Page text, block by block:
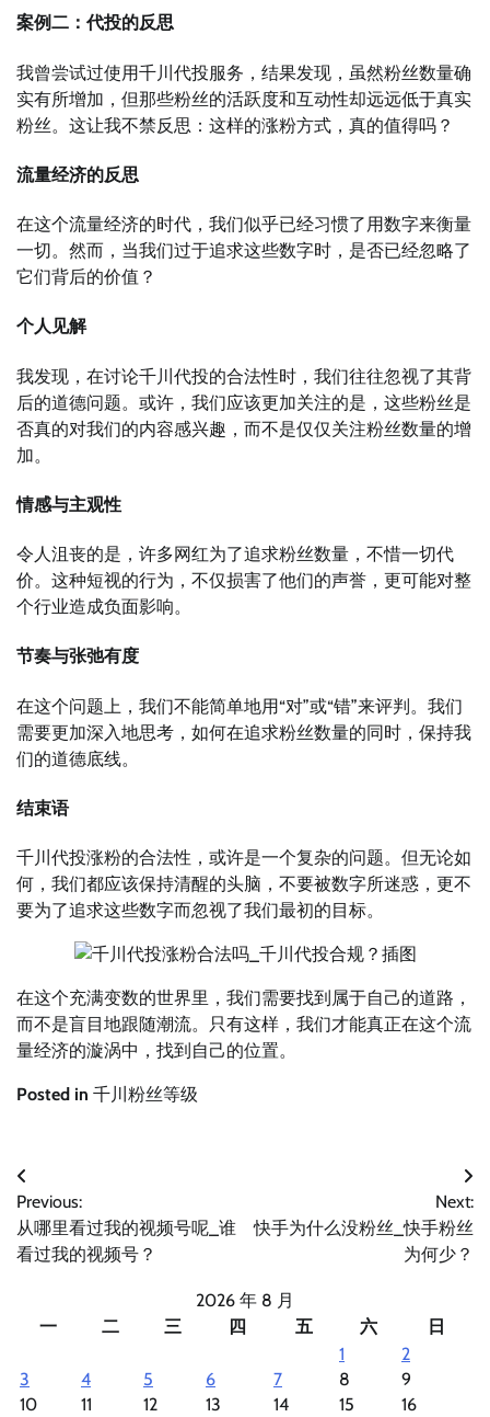
案例二：代投的反思
我曾尝试过使用千川代投服务，结果发现，虽然粉丝数量确
实有所增加，但那些粉丝的活跃度和互动性却远远低于真实
粉丝。这让我不禁反思：这样的涨粉方式，真的值得吗？
流量经济的反思
在这个流量经济的时代，我们似乎已经习惯了用数字来衡量
一切。然而，当我们过于追求这些数字时，是否已经忽略了
它们背后的价值？
个人见解
我发现，在讨论千川代投的合法性时，我们往往忽视了其背
后的道德问题。或许，我们应该更加关注的是，这些粉丝是
否真的对我们的内容感兴趣，而不是仅仅关注粉丝数量的增
加。
情感与主观性
令人沮丧的是，许多网红为了追求粉丝数量，不惜一切代
价。这种短视的行为，不仅损害了他们的声誉，更可能对整
个行业造成负面影响。
节奏与张弛有度
在这个问题上，我们不能简单地用“对”或“错”来评判。我们
需要更加深入地思考，如何在追求粉丝数量的同时，保持我
们的道德底线。
结束语
千川代投涨粉的合法性，或许是一个复杂的问题。但无论如
何，我们都应该保持清醒的头脑，不要被数字所迷惑，更不
要为了追求这些数字而忽视了我们最初的目标。
在这个充满变数的世界里，我们需要找到属于自己的道路，
而不是盲目地跟随潮流。只有这样，我们才能真正在这个流
量经济的漩涡中，找到自己的位置。
Posted in 千川粉丝等级
文
章
导
Previous:
从哪里看过我的视频号呢_谁
看过我的视频号？
Next:
快手为什么没粉丝_快手粉丝
为何少？
2026 年 8 月
一
二 三 四 五 六
日
1
2
3
4 5 6 7 8
9
10
11 12 13 14 15
16